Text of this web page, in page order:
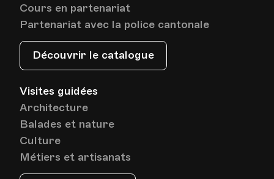
Cours en partenariat
Partenariat avec la police cantonale
Découvrir le catalogue
Visites guidées
Architecture
Balades et nature
Culture
Métiers et artisanats